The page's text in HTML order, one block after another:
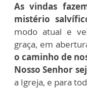
As vindas
mistério
modo atual e
graça, em
o caminho de
Nosso Senhor
a Igreja, e para